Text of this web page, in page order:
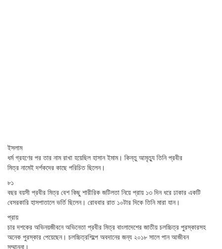
ইসলাম
ধর্ম গ্রহণের পর তার নাম রাখা হয়েছিল হাসান ইমাম। কিন্তু আমৃত্যু তিনি প্রবীর
মিত্র নামেই দর্শকদের কাছে পরিচিত ছিলেন।
৮১
বছর বয়সী প্রবীর মিত্র বেশ কিছু শারীরিক জটিলতা নিয়ে প্রায় ১৩ দিন ধরে ঢাকার একটি
বেসরকারি হাসপাতালে ভর্তি ছিলেন। রোববার রাত ১০টার দিকে তিনি মারা যান।
প্রায়
চার দশকের অভিনয়জীবনে অভিনেতা প্রবীর মিত্র বাংলাদেশের জাতীয় চলচ্চিত্র পুরস্কারসহ
অনেক পুরস্কার পেয়েছেন। চলচ্চিত্রশিল্পে অবদানের জন্য ২০১৮ সালে পান আজীবন
সম্মাননা।